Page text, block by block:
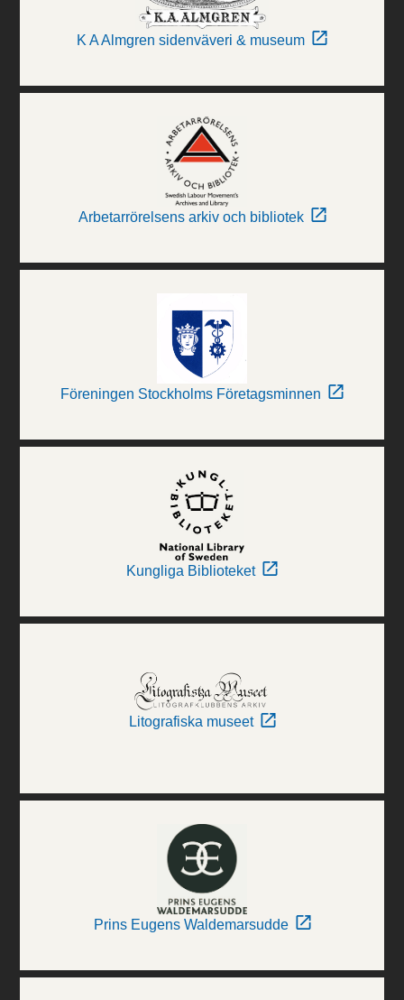
K A Almgren sidenväveri & museum
Arbetarrörelsens arkiv och bibliotek
Föreningen Stockholms Företagsminnen
Kungliga Biblioteket
Litografiska museet
Prins Eugens Waldemarsudde